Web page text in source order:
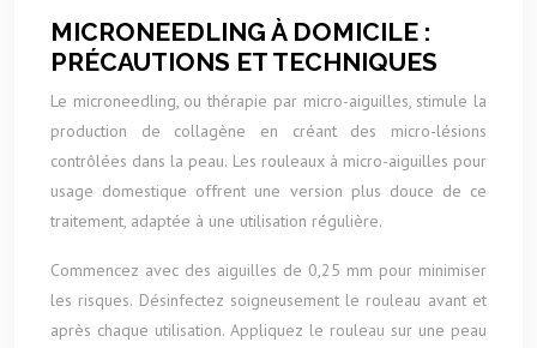
MICRONEEDLING À DOMICILE :
PRÉCAUTIONS ET TECHNIQUES
Le microneedling, ou thérapie par micro-aiguilles, stimule la
production de collagène en créant des micro-lésions
contrôlées dans la peau. Les rouleaux à micro-aiguilles pour
usage domestique offrent une version plus douce de ce
traitement, adaptée à une utilisation régulière.
Commencez avec des aiguilles de 0,25 mm pour minimiser
les risques. Désinfectez soigneusement le rouleau avant et
après chaque utilisation. Appliquez le rouleau sur une peau